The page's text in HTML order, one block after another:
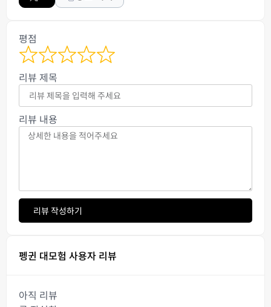
평점
리뷰 제목
리뷰 내용
리뷰 작성하기
펭귄 대모험 사용자 리뷰
아직 리뷰